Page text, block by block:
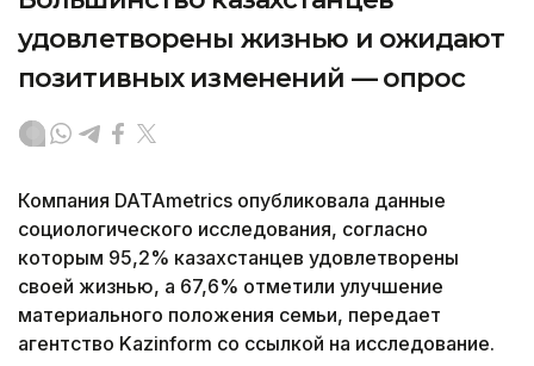
удовлетворены жизнью и ожидают
позитивных изменений — опрос
Компания DATAmetrics опубликовала данные
социологического исследования, согласно
которым 95,2% казахстанцев удовлетворены
своей жизнью, а 67,6% отметили улучшение
материального положения семьи, передает
агентство Kazinform со ссылкой на исследование.